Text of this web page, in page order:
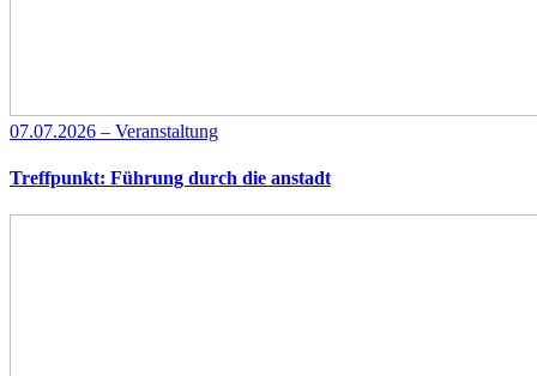
07.07.2026 – Veranstaltung
Treffpunkt: Führung durch die anstadt